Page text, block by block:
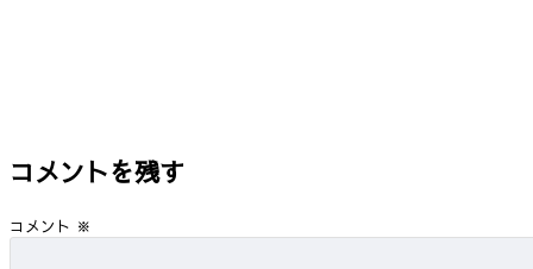
コメントを残す
コメント ※